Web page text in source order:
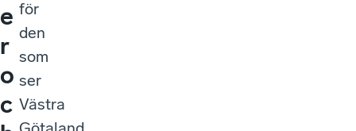
e
r
o
c
för
den
som
ser
Västra